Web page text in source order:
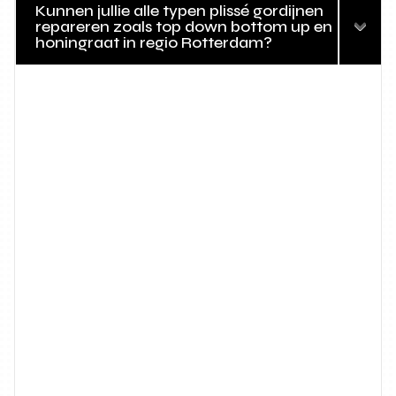
Kunnen jullie alle typen plissé gordijnen
repareren zoals top down bottom up en
honingraat in regio Rotterdam?